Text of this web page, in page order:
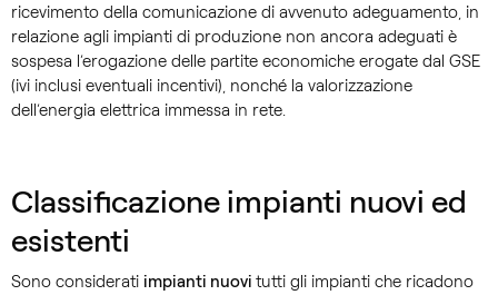
ricevimento della comunicazione di avvenuto adeguamento, in
relazione agli impianti di produzione non ancora adeguati è
sospesa l’erogazione delle partite economiche erogate dal GSE
(ivi inclusi eventuali incentivi), nonché la valorizzazione
dell’energia elettrica immessa in rete.
Classificazione impianti nuovi ed
esistenti
Sono considerati impianti nuovi tutti gli impianti che ricadono